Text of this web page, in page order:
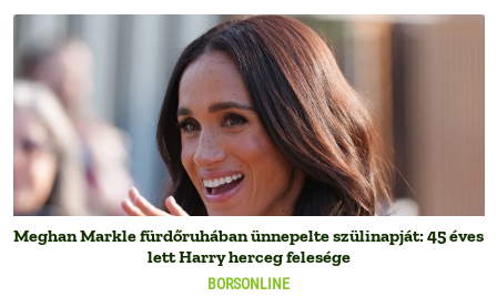
BORSONLINE
Meghan Markle fürdőruhában ünnepelte szülinapját: 45 éves
lett Harry herceg felesége